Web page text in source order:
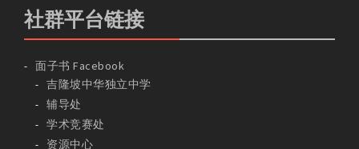
社群平台链接
面子书 Facebook
吉隆坡中华独立中学
辅导处
学术竞赛处
资源中心